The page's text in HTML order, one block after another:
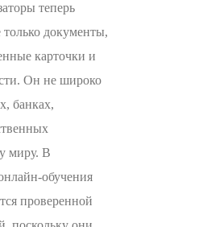
теперь
только документы,
карточки и
Он не широко
банках,
миру. В
обучения
проверенной